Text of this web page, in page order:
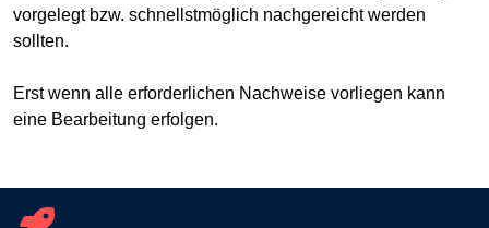
vorgelegt bzw. schnellstmöglich nachgereicht werden
sollten.
Erst wenn alle erforderlichen Nachweise vorliegen kann
eine Bearbeitung erfolgen.